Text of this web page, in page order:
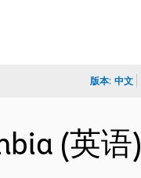
版本: 中文
(英语)